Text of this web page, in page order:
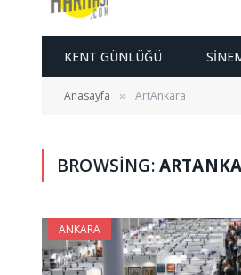
KENT GÜNLÜĞÜ
Anasayfa » ArtAnkara
BROWSING:
ANKARA